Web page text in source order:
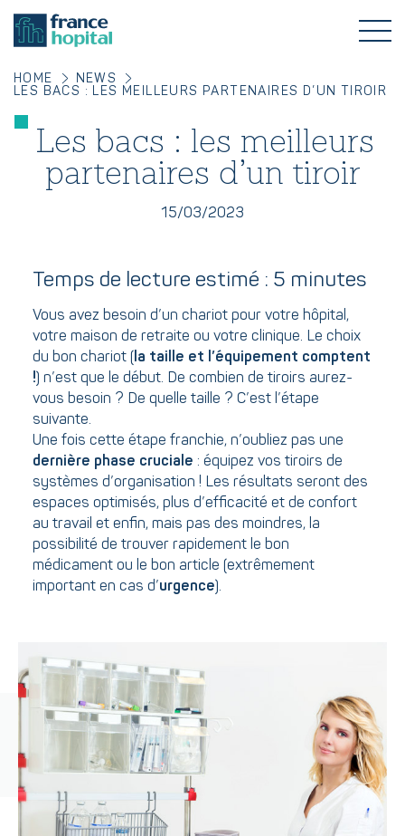
HOME
NEWS
LES BACS : LES MEILLEURS PARTENAIRES D’UN TIROIR
Les bacs : les meilleurs
partenaires d’un tiroir
15/03/2023
Temps de lecture estimé : 5 minutes
Vous avez besoin d’un chariot pour votre hôpital,
votre maison de retraite ou votre clinique. Le choix
du bon chariot ( la taille et l’équipement comptent
!) n’est que le début. De combien de tiroirs aurez-
vous besoin ? De quelle taille ? C’est l’étape
suivante.
Une fois cette étape franchie, n’oubliez pas une
dernière phase cruciale : équipez vos tiroirs de
systèmes d’organisation ! Les résultats seront des
espaces optimisés, plus d’efficacité et de confort
au travail et enfin, mais pas des moindres, la
possibilité de trouver rapidement le bon
médicament ou le bon article (extrêmement
important en cas d’urgence).